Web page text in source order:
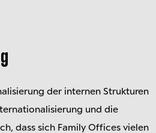
der internen Strukturen
und die
dass sich Family Offices vielen